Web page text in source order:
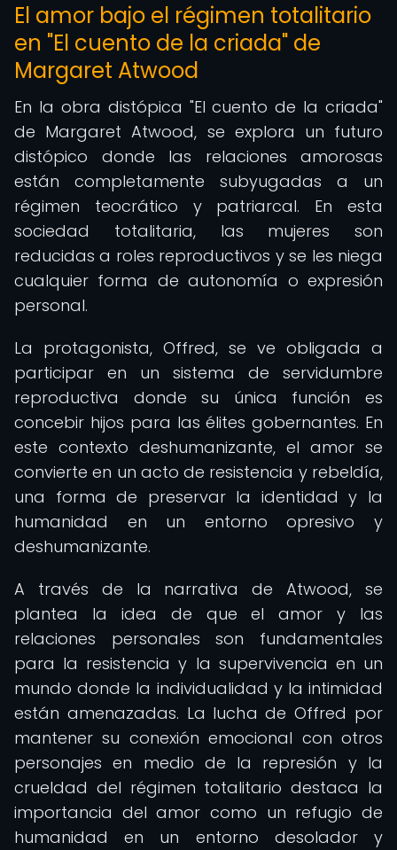
El amor bajo el régimen totalitario
en "El cuento de la criada" de
Margaret Atwood
En la obra distópica "El cuento de la criada"
de Margaret Atwood, se explora un futuro
distópico donde las relaciones amorosas
están completamente subyugadas a un
régimen teocrático y patriarcal. En esta
sociedad totalitaria, las mujeres son
reducidas a roles reproductivos y se les niega
cualquier forma de autonomía o expresión
personal.
La protagonista, Offred, se ve obligada a
participar en un sistema de servidumbre
reproductiva donde su única función es
concebir hijos para las élites gobernantes. En
este contexto deshumanizante, el amor se
convierte en un acto de resistencia y rebeldía,
una forma de preservar la identidad y la
humanidad en un entorno opresivo y
deshumanizante.
A través de la narrativa de Atwood, se
plantea la idea de que el amor y las
relaciones personales son fundamentales
para la resistencia y la supervivencia en un
mundo donde la individualidad y la intimidad
están amenazadas. La lucha de Offred por
mantener su conexión emocional con otros
personajes en medio de la represión y la
crueldad del régimen totalitario destaca la
importancia del amor como un refugio de
humanidad en un entorno desolador y